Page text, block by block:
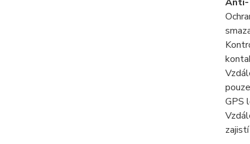
GPS